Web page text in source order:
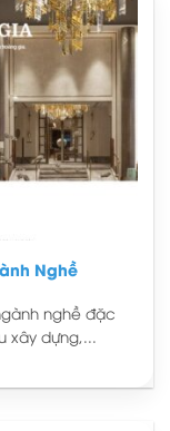
Nghề
nghề đặc
xây dựng,...